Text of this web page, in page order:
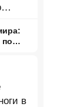
по
в